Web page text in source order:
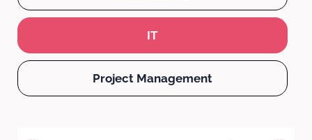
IT
Project Management